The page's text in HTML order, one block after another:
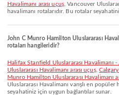
Havalimanı arası uçuş, Vancouver
havalimanı rotalarıdır. Bu rotalar
John C Munro Hamilton Uluslararası
rotaları hangileridir?
Halifax Stanfield Uluslararası Havalimanı - John C Munro Hamilton
Uluslararası Havalimanı arası uçuş,
Munro Hamilton Uluslararası Havalimanı
Uluslararası Havalimanı varışlı en popüler
seyahatiniz için uygun bağlantılar sunar.